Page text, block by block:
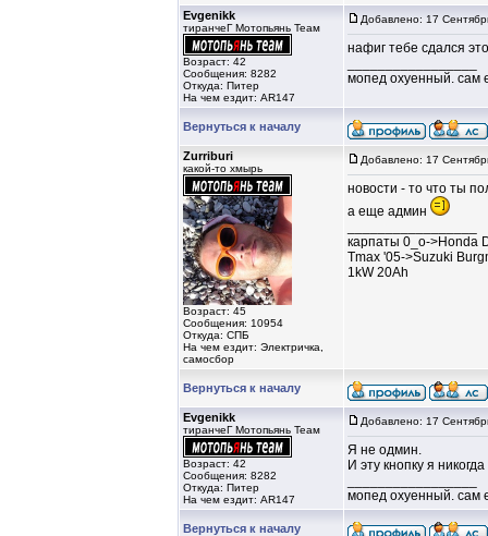
Evgenikk
тиранчеГ Мотопьянь Теам
Возраст: 42
Сообщения: 8282
Откуда: Питер
На чем ездит: AR147
Добавлено: 17
нафиг тебе сдался
мопед охуенный. сам
Вернуться к началу
Zurriburi
какой-то хмырь
Возраст: 45
Сообщения: 10954
Откуда: СПБ
На чем ездит: Электричка,
самосбор
Добавлено: 17
новости - то что ты
а еще админ
карпаты 0_о->Honda
Tmax '05->Suzuki
1kW 20Ah
Вернуться к началу
Evgenikk
тиранчеГ Мотопьянь Теам
Возраст: 42
Сообщения: 8282
Откуда: Питер
На чем ездит: AR147
Добавлено: 17
Я не одмин.
И эту кнопку я
мопед охуенный. сам
Вернуться к началу